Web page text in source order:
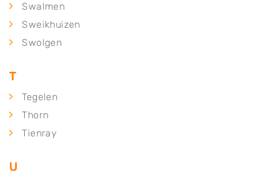
Swalmen
Sweikhuizen
Swolgen
T
Tegelen
Thorn
Tienray
U